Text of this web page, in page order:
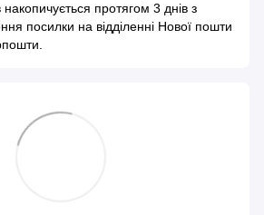
протягом 3 днів з
посилки на відділенні Нової пошти